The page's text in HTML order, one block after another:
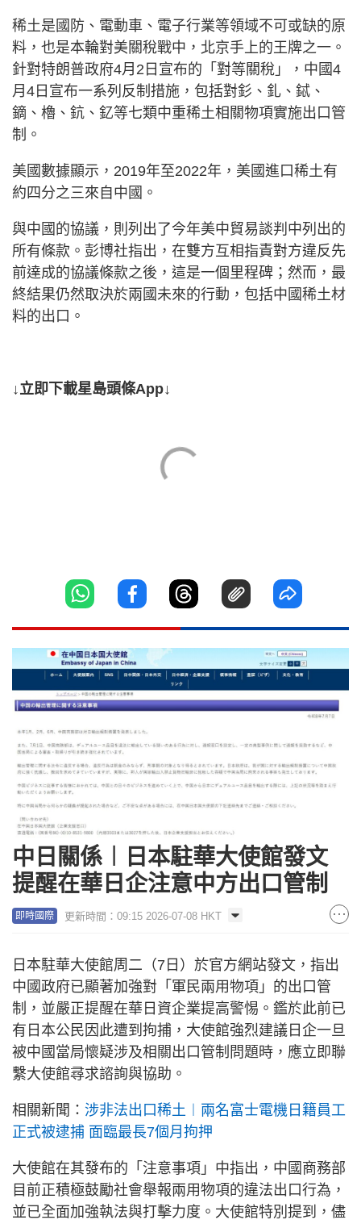
稀土是國防、電動車、電子行業等領域不可或缺的原
料，也是本輪對美關稅戰中，北京手上的王牌之一。
針對特朗普政府4月2日宣布的「對等關稅」，中國4
月4日宣布一系列反制措施，包括對釤、釓、鋱、
鏑、櫓、鈧、釔等七類中重稀土相關物項實施出口管
制。
美國數據顯示，2019年至2022年，美國進口稀土有
約四分之三來自中國。
與中國的協議，則列出了今年美中貿易談判中列出的
所有條款。彭博社指出，在雙方互相指責對方違反先
前達成的協議條款之後，這是一個里程碑；然而，最
終結果仍然取決於兩國未來的行動，包括中國稀土材
料的出口。
↓立即下載星島頭條App↓
中日關係︱日本駐華大使館發文
提醒在華日企注意中方出口管制
即時國際 更新時間：09:15 2026-07-08 HKT
日本駐華大使館周二（7日）於官方網站發文，指出
中國政府已顯著加強對「軍民兩用物項」的出口管
制，並嚴正提醒在華日資企業提高警惕。鑑於此前已
有日本公民因此遭到拘捕，大使館強烈建議日企一旦
被中國當局懷疑涉及相關出口管制問題時，應立即聯
繫大使館尋求諮詢與協助。
相關新聞： 涉非法出口稀土︱兩名富士電機日籍員工
正式被逮捕 面臨最長7個月拘押
大使館在其發布的「注意事項」中指出，中國商務部
目前正積極鼓勵社會舉報兩用物項的違法出口行為，
並已全面加強執法與打擊力度。大使館特別提到，儘